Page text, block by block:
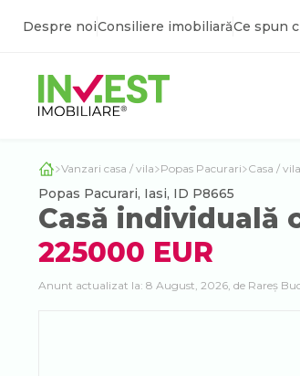
Despre noiConsiliere imobiliarăCe spun
Vanzari casa / vila Popas Pacurari Casa /
Popas Pacurari, Iasi, ID P8665
Casă individuală
225000 EUR
Anunt actualizat la: 8 August, 2026, de Rareș